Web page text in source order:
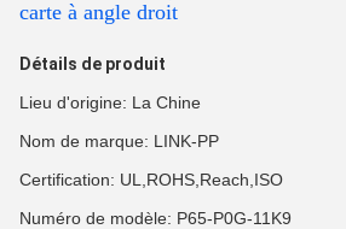
carte à angle droit
Détails de produit
Lieu d'origine: La Chine
Nom de marque: LINK-PP
Certification: UL,ROHS,Reach,ISO
Numéro de modèle: P65-P0G-11K9